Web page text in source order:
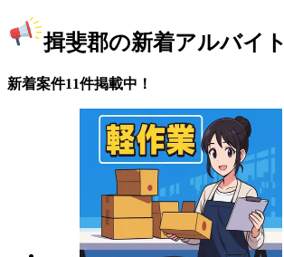
揖斐郡の新着アルバイト
新着案件11件掲載中！